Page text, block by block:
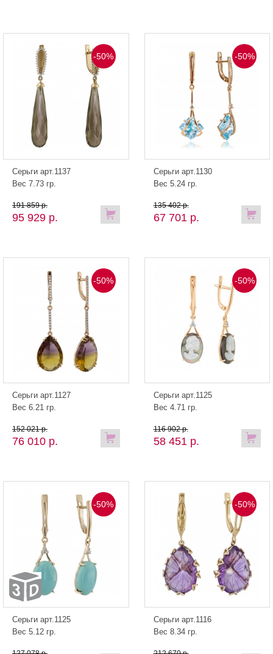
-50%
Серьги арт.1137
Вес 7.73 гр.
95 929 р.
191 859 р.
-50%
Серьги арт.1130
Вес 5.24 гр.
67 701 р.
135 402 р.
-50%
Серьги арт.1127
Вес 6.21 гр.
76 010 р.
152 021 р.
-50%
Серьги арт.1125
Вес 4.71 гр.
58 451 р.
116 902 р.
-50%
Серьги арт.1125
Вес 5.12 гр.
-50%
Серьги арт.1116
Вес 8.34 гр.